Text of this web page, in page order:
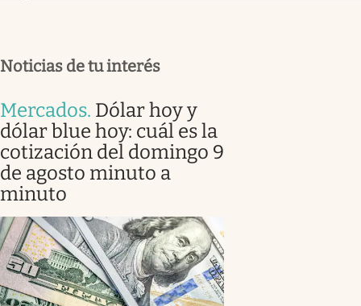
Noticias de tu interés
Mercados. Dólar hoy y
dólar blue hoy: cuál es la
cotización del domingo 9
de agosto minuto a
minuto